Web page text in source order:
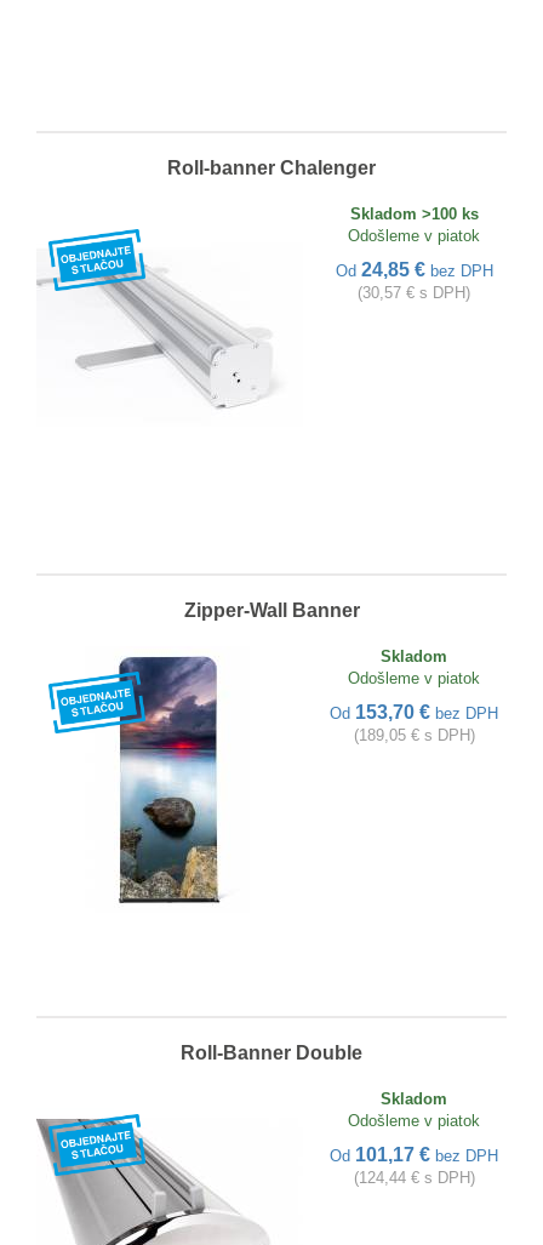
Roll-banner Chalenger
Skladom >100 ks
Odošleme v piatok
Od 24,85 € bez DPH
(30,57 € s DPH)
Zipper-Wall Banner
Skladom
Odošleme v piatok
Od 153,70 € bez DPH
(189,05 € s DPH)
Roll-Banner Double
Skladom
Odošleme v piatok
Od 101,17 € bez DPH
(124,44 € s DPH)